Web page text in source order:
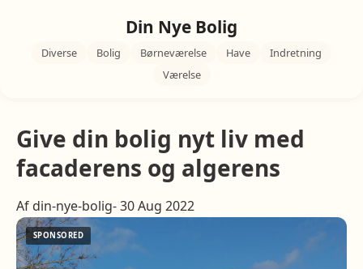
Din Nye Bolig
Diverse Bolig Børneværelse Have
Indretning
Værelse
Give din bolig nyt liv med
facaderens og algerens
Af din-nye-bolig- 30 Aug 2022